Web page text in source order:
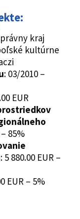
kraj
kultúrne
: 03/2010 –
EUR
85%
: 5 880.00 EUR –
EUR – 5%